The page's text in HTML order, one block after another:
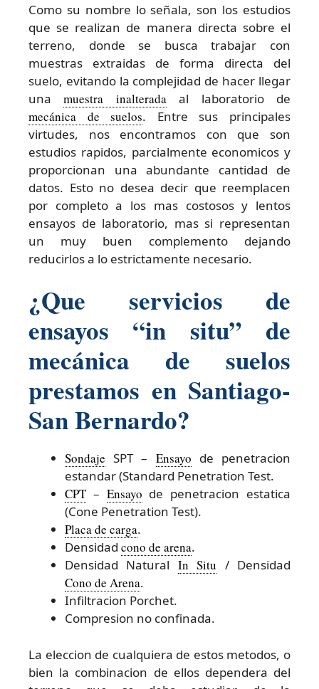
Como su nombre lo señala, son los estudios
que se realizan de manera directa sobre el
terreno, donde se busca trabajar con
muestras extraidas de forma directa del
suelo, evitando la complejidad de hacer llegar
unamuestra inalterada al laboratorio de
mecánica de suelos. Entre sus principales
virtudes, nos encontramos con que son
estudios rapidos, parcialmente economicos y
proporcionan una abundante cantidad de
datos. Esto no desea decir que reemplacen
por completo a los mas costosos y lentos
ensayos de laboratorio, mas si representan
un muy buen complemento dejando
reducirlos a lo estrictamente necesario.
¿Que servicios de
ensayos “in situ” de
mecánica de suelos
prestamos en Santiago-
San Bernardo?
Sondaje SPT – Ensayo de penetracion
estandar (Standard Penetration Test.
CPT – Ensayo de penetracion estatica
(Cone Penetration Test).
Placa de carga.
Densidad cono de arena.
Densidad Natural In Situ / Densidad
Cono de Arena.
Infiltracion Porchet.
Compresion no confinada.
La eleccion de cualquiera de estos metodos, o
bien la combinacion de ellos dependera del